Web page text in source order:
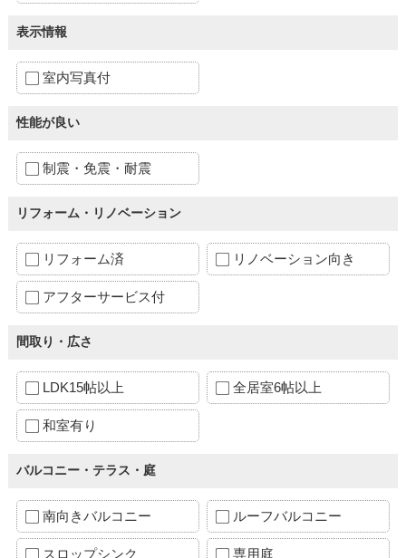
表示情報
室内写真付
性能が良い
制震・免震・耐震
リフォーム・リノベーション
リフォーム済 リノベーション向き
アフターサービス付
間取り・広さ
LDK15帖以上 全居室6帖以上
和室有り
バルコニー・テラス・庭
南向きバルコニー ルーフバルコニー
スロップシンク 専用庭